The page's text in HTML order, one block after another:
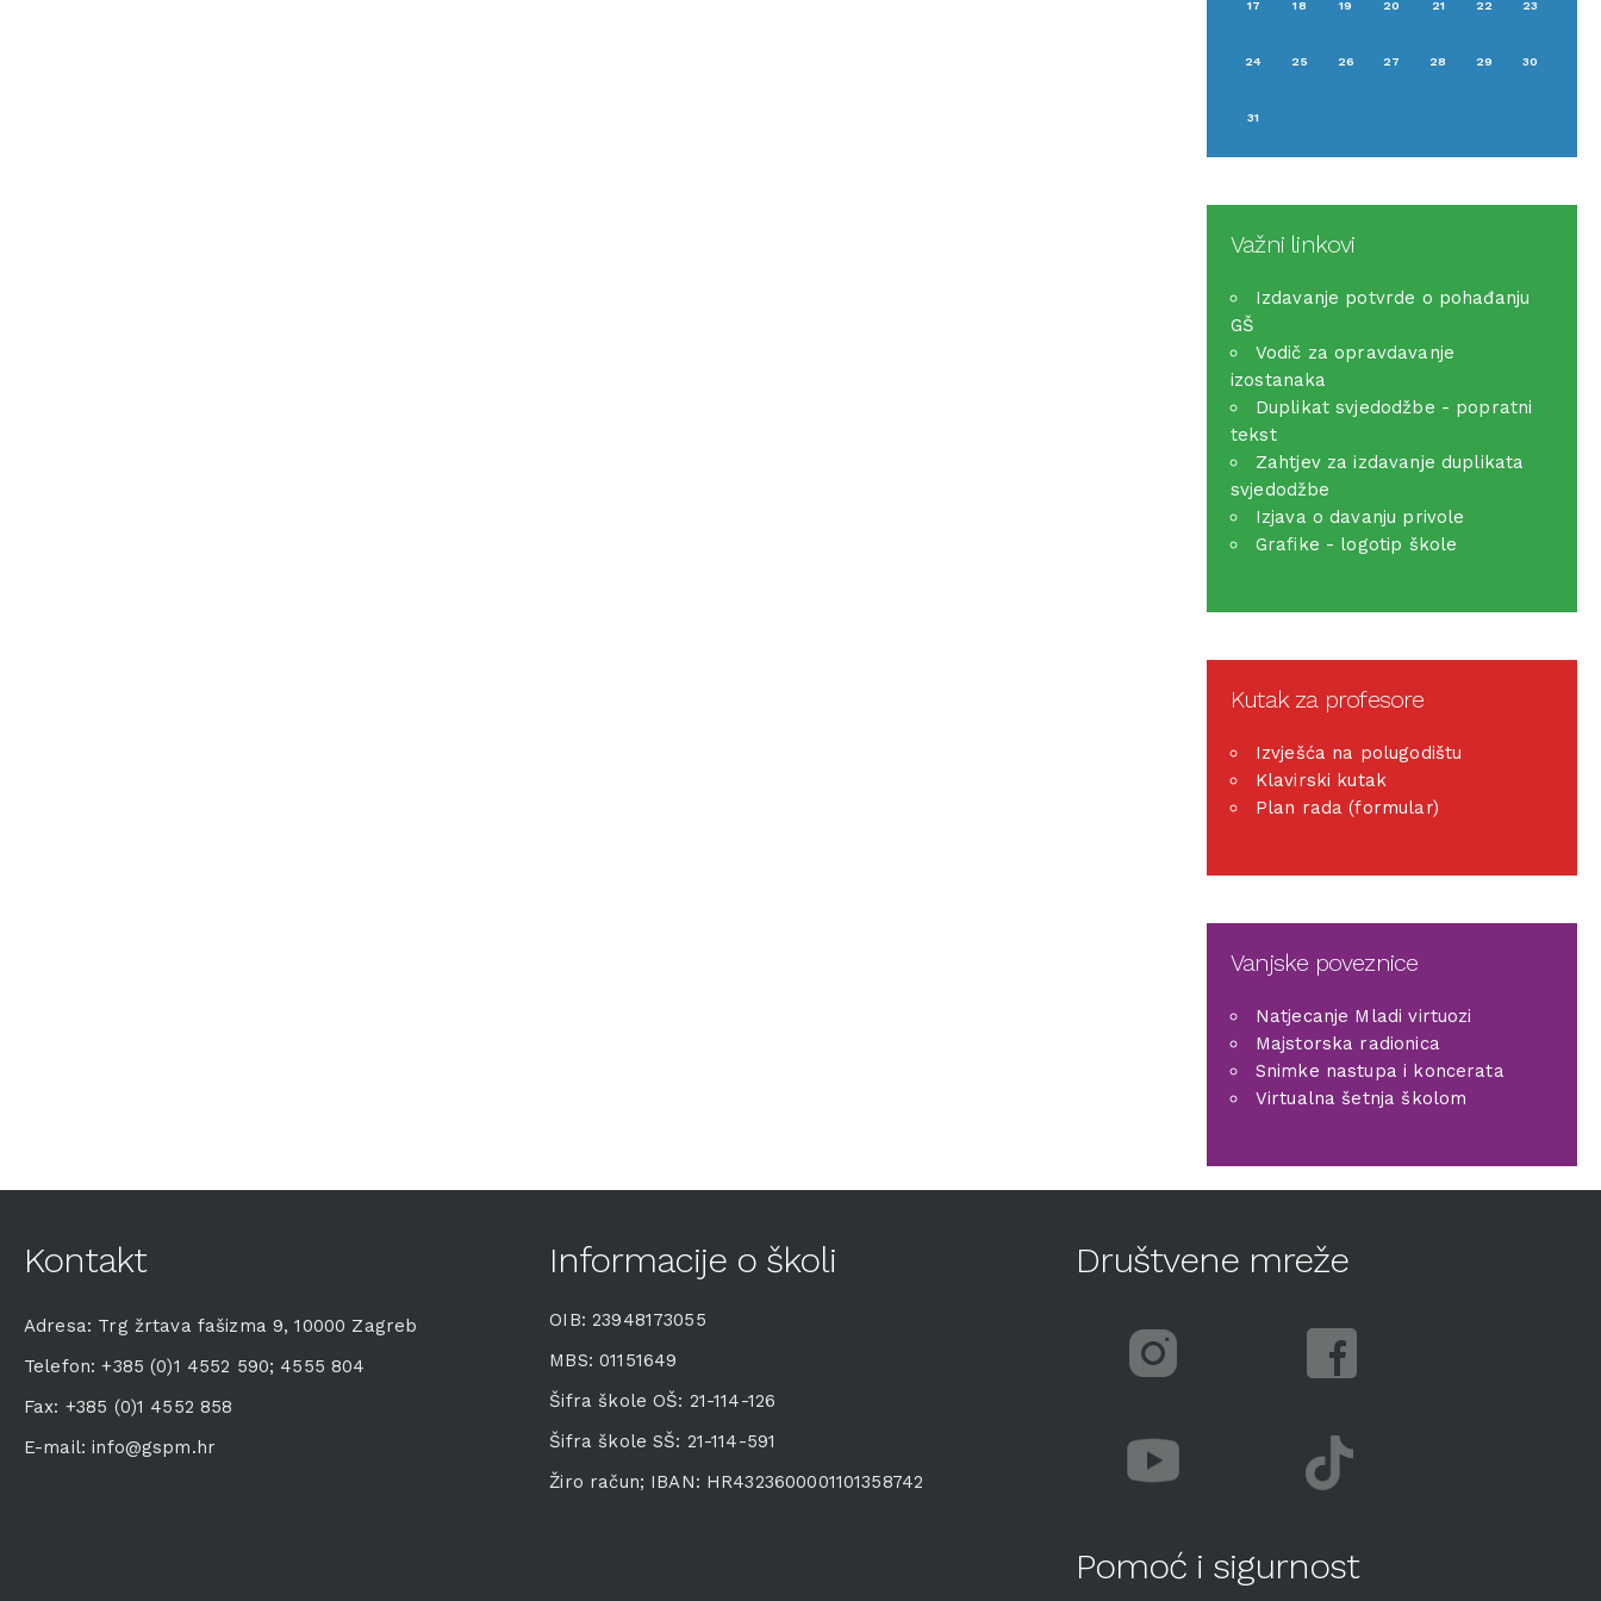
17 18 19 20 21 22 23
24 25 26 27 28 29 30
31
Važni linkovi
Izdavanje potvrde o pohađanju
GŠ
Vodič za opravdavanje
izostanaka
Duplikat svjedodžbe - popratni
tekst
Zahtjev za izdavanje duplikata
svjedodžbe
Izjava o davanju privole
Grafike - logotip škole
Kutak za profesore
Izvješća na polugodištu
Klavirski kutak
Plan rada (formular)
Vanjske poveznice
Natjecanje Mladi virtuozi
Majstorska radionica
Snimke nastupa i koncerata
Virtualna šetnja školom
Kontakt
Adresa: Trg žrtava fašizma 9, 10000 Zagreb
Telefon: +385 (0)1 4552 590; 4555 804
Fax: +385 (0)1 4552 858
E-mail: info@gspm.hr
Informacije o školi
OIB: 23948173055
MBS: 01151649
Šifra škole OŠ: 21-114-126
Šifra škole SŠ: 21-114-591
Žiro račun; IBAN: HR4323600001101358742
Društvene mreže
Pomoć i sigurnost